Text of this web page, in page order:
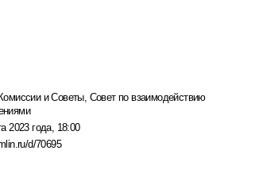
и Советы, Совет по взаимодействию
2023 года, 18:00
d/70695